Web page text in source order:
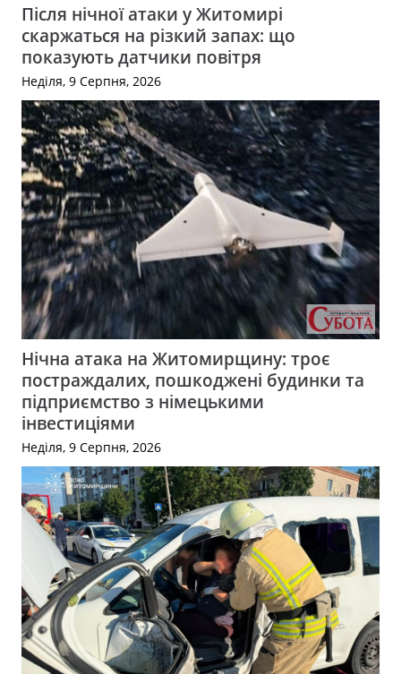
Після нічної атаки у Житомирі
скаржаться на різкий запах: що
показують датчики повітря
Неділя, 9 Серпня, 2026
Нічна атака на Житомирщину: троє
постраждалих, пошкоджені будинки та
підприємство з німецькими
інвестиціями
Неділя, 9 Серпня, 2026